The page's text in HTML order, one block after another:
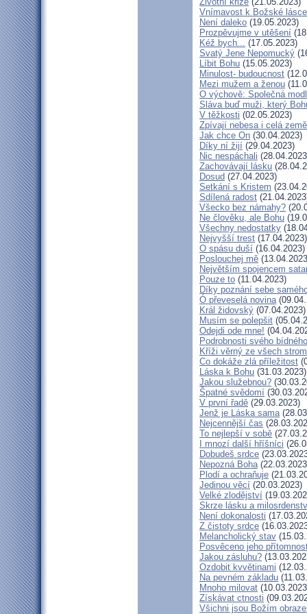
Vnímavost k Božské
Není daleko (19.05.2023)
Prozpěvujme v utěšení
Kéž bych... (17.05.2023)
Svatý Jene Nepomucký
Líbit Bohu (15.05.2023)
Minulost- budoucnost
Mezi mužem a ženou
O výchově: Společná
Sláva buď muži, který
V těžkosti (02.05.2023)
Zpívají nebesa i celá země
Jak chce On (30.04.2023)
Díky ní žijí (29.04.2023)
Nic nespáchali
Zachovávají lásku
Dosud (27.04.2023)
Setkání s Kristem
Sdílená radost
Všecko bez námahy?
Ne člověku, ale Bohu
Všechny nedostatky
Nejvyšší trest (17.04.2023)
O spásu duší (16.04.2023)
Poslouchej mě
Největším spojencem
Pouze to (11.04.2023)
Díky poznání sebe
Ó převeselá novina
Král židovský (07.04.2023)
Musím se polepšit
Odejdi ode mne!
Podrobnosti svého
Kříži věrný ze všech
Co dokáže zlá příležitost
Láska k Bohu (31.03.2023)
Jakou služebnou?
Špatné svědomí
V první řadě (29.03.2023)
Jenž je Láska sama
Nejcennější čas
To nejlepší v sobě
I mnozí další hříšníci
Dobudeš srdce
Nepozná Boha
Plodí a ochraňuje
Jedinou věcí (20.03.2023)
Velké zlodějství
Skrze lásku a
Není dokonalosti
Z čistoty srdce
Melancholický stav
Posvěceno jeho
Jakou zásluhu?
Ozdobit kvvětinami
Na pevném základu
Mnoho milovat
Získávat ctnosti
Všichni jsou Božím